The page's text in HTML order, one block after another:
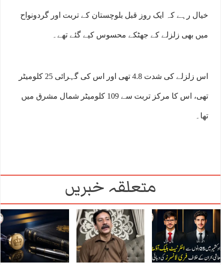
خیال رہے کہ ایک روز قبل بلوچستان کے تربت اور گردونواح
میں بھی زلزلے کے جھٹکے محسوس کیے گئے تھے۔
اس زلزلے کی شدت 4.8 تھی اور اس کی گہرائی 25 کلومیٹر
تھی، اس کا مرکز تربت سے 109 کلومیٹر شمال مشرق میں
تھا۔
متعلقہ خبریں